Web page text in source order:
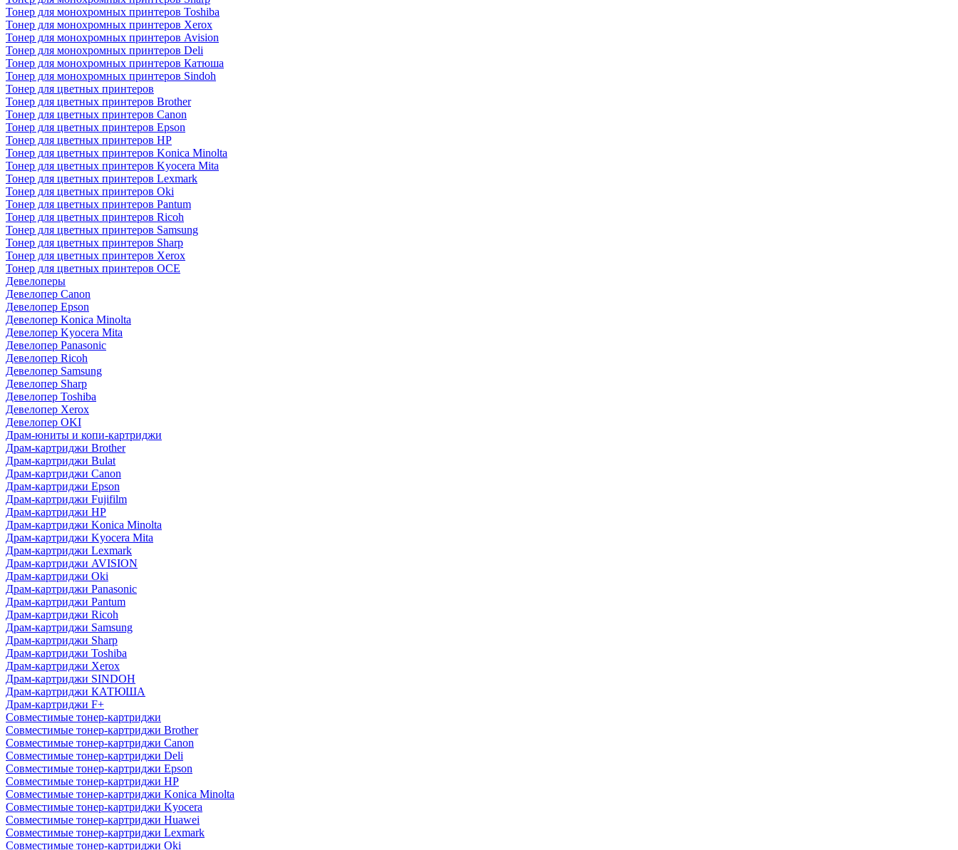
Тонер для монохромных принтеров Toshiba
Тонер для монохромных принтеров Xerox
Тонер для монохромных принтеров Avision
Тонер для монохромных принтеров Deli
Тонер для монохромных принтеров Катюша
Тонер для монохромных принтеров Sindoh
Тонер для цветных принтеров
Тонер для цветных принтеров Brother
Тонер для цветных принтеров Canon
Тонер для цветных принтеров Epson
Тонер для цветных принтеров HP
Тонер для цветных принтеров Konica Minolta
Тонер для цветных принтеров Kyocera Mita
Тонер для цветных принтеров Lexmark
Тонер для цветных принтеров Oki
Тонер для цветных принтеров Pantum
Тонер для цветных принтеров Ricoh
Тонер для цветных принтеров Samsung
Тонер для цветных принтеров Sharp
Тонер для цветных принтеров Xerox
Тонер для цветных принтеров OCE
Девелоперы
Девелопер Canon
Девелопер Epson
Девелопер Konica Minolta
Девелопер Kyocera Mita
Девелопер Panasonic
Девелопер Ricoh
Девелопер Samsung
Девелопер Sharp
Девелопер Toshiba
Девелопер Xerox
Девелопер OKI
Драм-юниты и копи-картриджи
Драм-картриджи Brother
Драм-картриджи Bulat
Драм-картриджи Canon
Драм-картриджи Epson
Драм-картриджи Fujifilm
Драм-картриджи HP
Драм-картриджи Konica Minolta
Драм-картриджи Kyocera Mita
Драм-картриджи Lexmark
Драм-картриджи AVISION
Драм-картриджи Oki
Драм-картриджи Panasonic
Драм-картриджи Pantum
Драм-картриджи Ricoh
Драм-картриджи Samsung
Драм-картриджи Sharp
Драм-картриджи Toshiba
Драм-картриджи Xerox
Драм-картриджи SINDOH
Драм-картриджи КАТЮША
Драм-картриджи F+
Совместимые тонер-картриджи
Совместимые тонер-картриджи Brother
Совместимые тонер-картриджи Canon
Совместимые тонер-картриджи Deli
Совместимые тонер-картриджи Epson
Совместимые тонер-картриджи HP
Совместимые тонер-картриджи Konica Minolta
Совместимые тонер-картриджи Kyocera
Совместимые тонер-картриджи Huawei
Совместимые тонер-картриджи Lexmark
Совместимые тонер-картриджи Oki